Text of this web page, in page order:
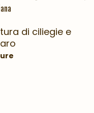
di ciliegie e